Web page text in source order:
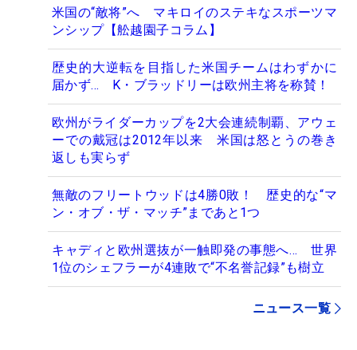
米国の“敵将”へ マキロイのステキなスポーツマ
ンシップ【舩越園子コラム】
歴史的大逆転を目指した米国チームはわずかに
届かず... K・ブラッドリーは欧州主将を称賛！
欧州がライダーカップを2大会連続制覇、アウェ
ーでの戴冠は2012年以来 米国は怒とうの巻き
返しも実らず
無敵のフリートウッドは4勝0敗！ 歴史的な“マ
ン・オブ・ザ・マッチ”まであと1つ
キャディと欧州選抜が一触即発の事態へ… 世界
1位のシェフラーが4連敗で“不名誉記録”も樹立
ニュース一覧